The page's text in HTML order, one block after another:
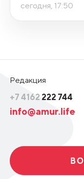
сегодня, 17:50
Редакция
+7 4162 222 744
info@amur.life